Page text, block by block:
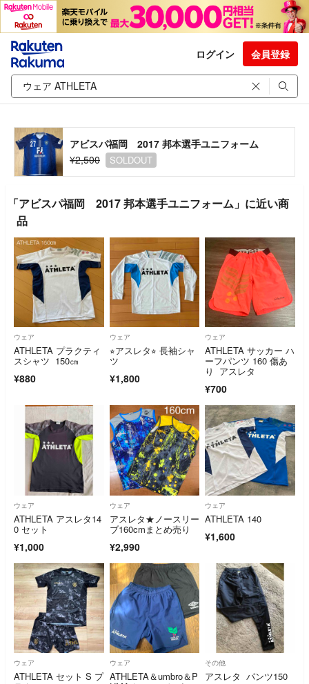
ログイン 会員登録
アビスパ福岡 2017 邦本選手ユニフォーム
¥2,500
SOLDOUT
「アビスパ福岡 2017 邦本選手ユニフォーム」に近い商
品
ウェア
ATHLETA プラクティ
スシャツ 150㎝
¥880
ウェア
⭐︎アスレタ⭐︎ 長袖シャ
ツ
¥1,800
ウェア
ATHLETA サッカー ハ
ーフパンツ 160 傷あ
り アスレタ
¥700
ウェア
ATHLETA アスレタ14
0 セット
¥1,000
ウェア
アスレタ★ノースリー
ブ160cmまとめ売り
¥2,990
ウェア
ATHLETA 140
¥1,600
ウェア
ATHLETA セット S プ
ウェア
ATHLETA＆umbro＆P
その他
アスレタ パンツ150